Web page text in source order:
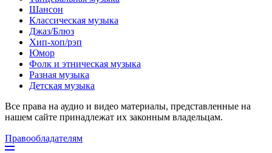
Шансон
Классическая музыка
Джаз/Блюз
Хип-хоп/рэп
Юмор
Фолк и этническая музыка
Разная музыка
Детская музыка
Все права на аудио и видео материалы, представленные на
нашем сайте принадлежат их законным владельцам.
Правообладателям